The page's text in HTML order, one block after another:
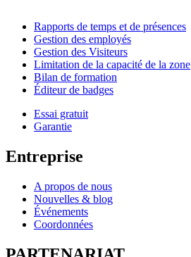
Rapports de temps et de présences
Gestion des employés
Gestion des Visiteurs
Limitation de la capacité de la zone
Bilan de formation
Éditeur de badges
Essai gratuit
Garantie
Entreprise
A propos de nous
Nouvelles & blog
Événements
Coordonnées